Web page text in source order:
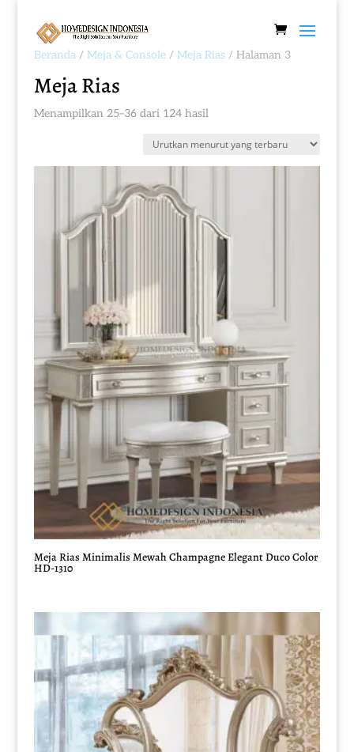
Beranda/ Meja & Console/ Meja Rias/ Halaman 3
Meja Rias
Menampilkan 25–36 dari 124 hasilDiurutkan
yang
terbaru
Meja Rias Minimalis Mewah Champagne Elegant Duco Color
HD-1310